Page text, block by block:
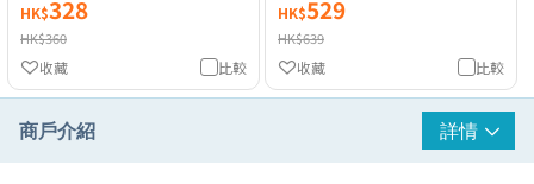
HK$328
HK$360
比較
收藏
HK$529
HK$639
比較
收藏
商戶介紹 詳情